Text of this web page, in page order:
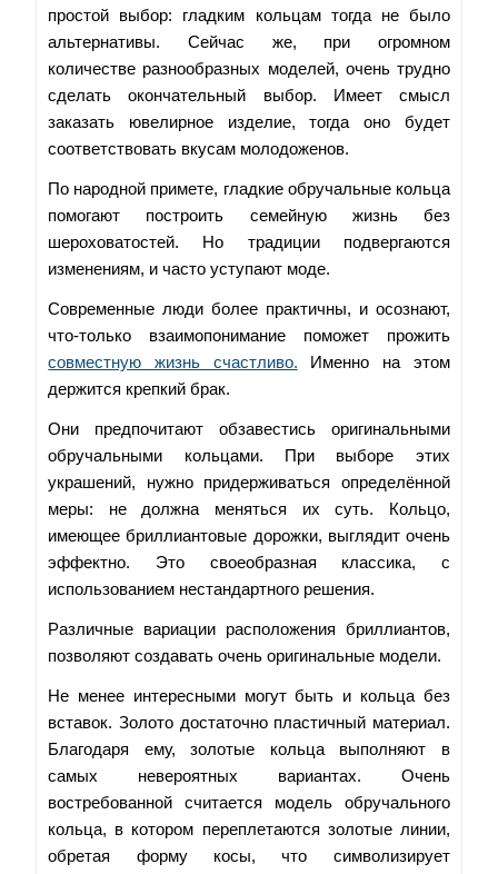
простой выбор: гладким кольцам тогда не было
альтернативы. Сейчас же, при огромном
количестве разнообразных моделей, очень трудно
сделать окончательный выбор. Имеет смысл
заказать ювелирное изделие, тогда оно будет
соответствовать вкусам молодоженов.
По народной примете, гладкие обручальные кольца
помогают построить семейную жизнь без
шероховатостей. Но традиции подвергаются
изменениям, и часто уступают моде.
Современные люди более практичны, и осознают,
что-только взаимопонимание поможет прожить
совместную жизнь счастливо. Именно на этом
держится крепкий брак.
Они предпочитают обзавестись оригинальными
обручальными кольцами. При выборе этих
украшений, нужно придерживаться определённой
меры: не должна меняться их суть. Кольцо,
имеющее бриллиантовые дорожки, выглядит очень
эффектно. Это своеобразная классика, с
использованием нестандартного решения.
Различные вариации расположения бриллиантов,
позволяют создавать очень оригинальные модели.
Не менее интересными могут быть и кольца без
вставок. Золото достаточно пластичный материал.
Благодаря ему, золотые кольца выполняют в
самых невероятных вариантах. Очень
востребованной считается модель обручального
кольца, в котором переплетаются золотые линии,
обретая форму косы, что символизирует